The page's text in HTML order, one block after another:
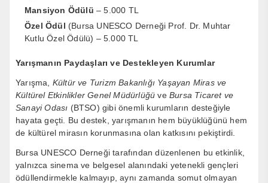
Mansiyon Ödülü – 5.000 TL
Özel Ödül (Bursa UNESCO Derneği Prof. Dr. Muhtar
Kutlu Özel Ödülü) – 5.000 TL
Yarışmanın Paydaşları ve Destekleyen Kurumlar
Yarışma, Kültür ve Turizm Bakanlığı Yaşayan Miras ve
Kültürel Etkinlikler Genel Müdürlüğü veBursa Ticaret ve
Sanayi Odası (BTSO) gibi önemli kurumların desteğiyle
hayata geçti. Bu destek, yarışmanın hem büyüklüğünü hem
de kültürel mirasın korunmasına olan katkısını pekiştirdi.
Bursa UNESCO Derneği tarafından düzenlenen bu etkinlik,
yalnızca sinema ve belgesel alanındaki yetenekli gençleri
ödüllendirmekle kalmayıp, aynı zamanda somut olmayan